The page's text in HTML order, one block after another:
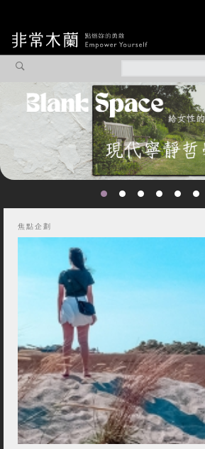
觀點專欄
焦點企劃
社會企業
認識我們
焦點企劃